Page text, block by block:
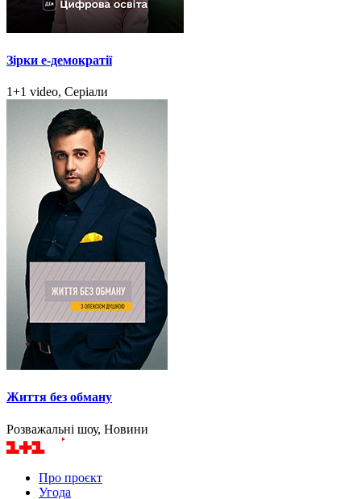
Зірки e-демократії
1+1 video, Серіали
Життя без обману
Розважальні шоу, Новини
Про проєкт
Угода